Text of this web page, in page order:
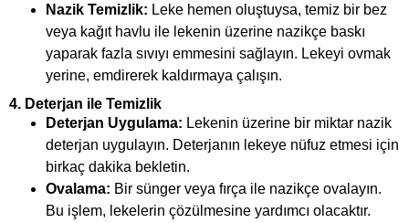
Nazik Temizlik: Leke hemen oluştuysa, temiz bir bez
veya kağıt havlu ile lekenin üzerine nazikçe baskı
yaparak fazla sıvıyı emmesini sağlayın. Lekeyi ovmak
yerine, emdirerek kaldırmaya çalışın.
4. Deterjan ile Temizlik
Deterjan Uygulama: Lekenin üzerine bir miktar nazik
deterjan uygulayın. Deterjanın lekeye nüfuz etmesi için
birkaç dakika bekletin.
Ovalama: Bir sünger veya fırça ile nazikçe ovalayın.
Bu işlem, lekelerin çözülmesine yardımcı olacaktır.